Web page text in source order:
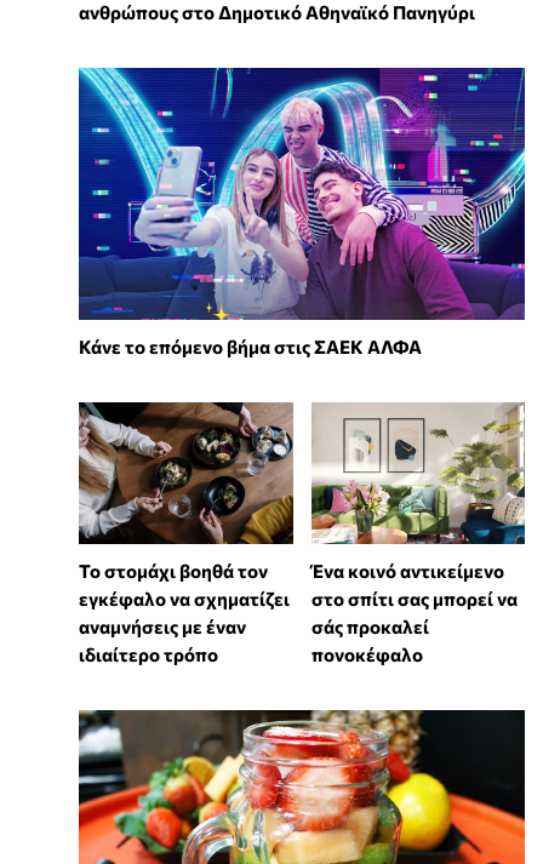
ανθρώπους στο Δημοτικό Αθηναϊκό Πανηγύρι
Κάνε το επόμενο βήμα στις ΣΑΕΚ ΑΛΦΑ
Το στομάχι βοηθά τον
εγκέφαλο να σχηματίζει
αναμνήσεις με έναν
ιδιαίτερο τρόπο
Ένα κοινό αντικείμενο
στο σπίτι σας μπορεί να
σάς προκαλεί
πονοκέφαλο